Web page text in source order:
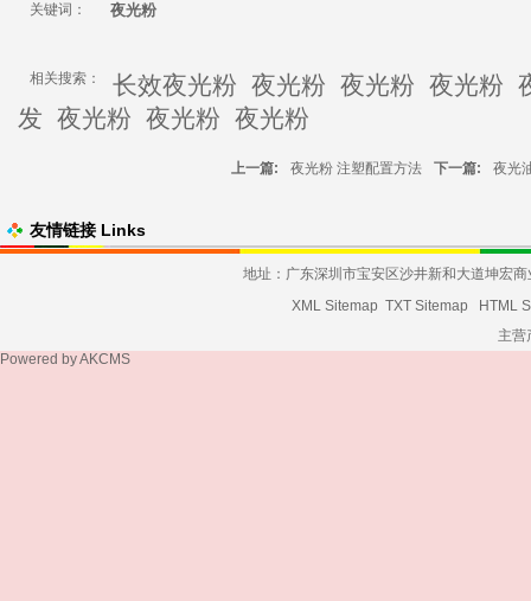
关键词： 夜光粉
相关搜索： 长效夜光粉 夜光粉 夜光粉 夜光粉
发 夜光粉 夜光粉 夜光粉
上一篇: 夜光粉 注塑配置方法 下一篇: 夜光
友情链接 Links
地址：广东深圳市宝安区沙井新和大道坤
XML Sitemap TXT Sitemap
HTML
主营
Powered byAKCMS